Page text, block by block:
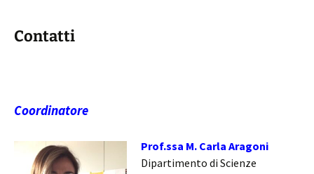
Contatti
Coordinatore
Prof.ssa M. Carla Aragoni
Dipartimento di Scienze